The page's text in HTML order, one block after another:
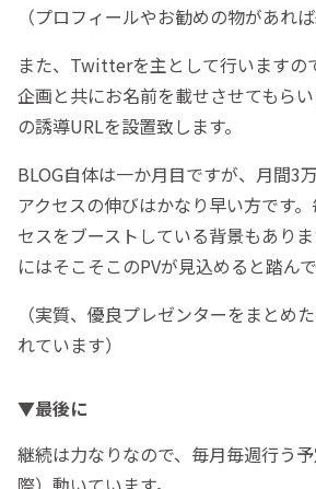
（プロフィールやお勧めの物があれ
また、Twitterを主として行いますの
企画と共にお名前を載せさせてもら
の誘導URLを設置致します。
BLOG自体は一か月目ですが、月間3
アクセスの伸びはかなり早い方です
セスをブーストしている背景もあり
にはそこそこのPVが見込めると踏んで
（実質、優良プレゼンターをまとめ
れています）
▼最後に
継続は力なりなので、毎月毎週行う